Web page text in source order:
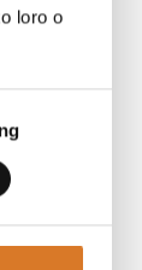
loro o